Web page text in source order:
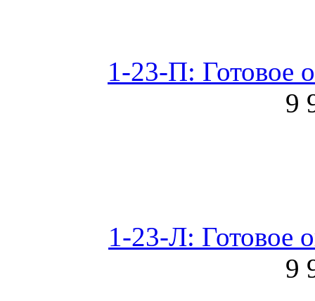
1-23-П: Готовое
9
1-23-Л: Готовое
9